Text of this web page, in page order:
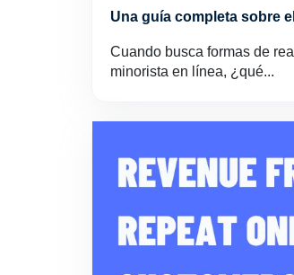
Una guía completa sobre
Cuando busca formas de
minorista en línea, ¿qué...